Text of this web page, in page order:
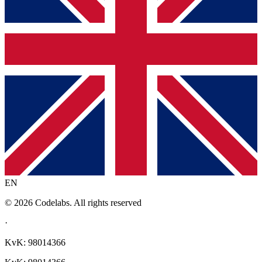
EN
© 2026 Codelabs. All rights reserved
·
KvK: 98014366